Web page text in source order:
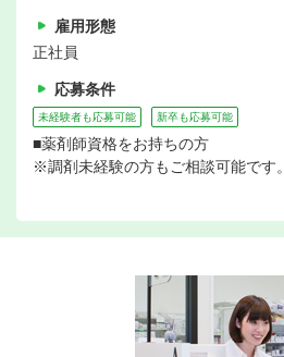
雇用形態
正社員
応募条件
未経験者も応募可能 新卒も応募可能
■薬剤師資格をお持ちの方
※調剤未経験の方もご相談可能です。